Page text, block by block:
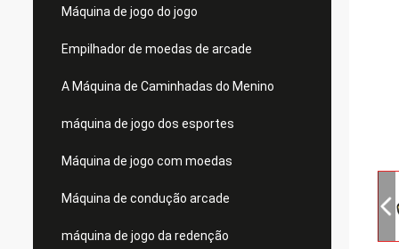
Máquina de jogo do jogo
Empilhador de moedas de arcade
A Máquina de Caminhadas do Menino
máquina de jogo dos esportes
Máquina de jogo com moedas
Máquina de condução arcade
máquina de jogo da redenção